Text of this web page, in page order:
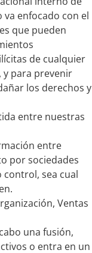
va enfocado con el
que pueden
de cualquier
y para prevenir
los derechos y
entre nuestras
entre
por sociedades
sea cual
Ventas
una fusión,
o entra en un